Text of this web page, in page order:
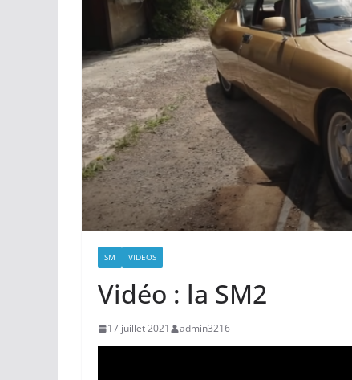
SM VIDEOS
Vidéo : la SM2
17 juillet 2021 admin3216